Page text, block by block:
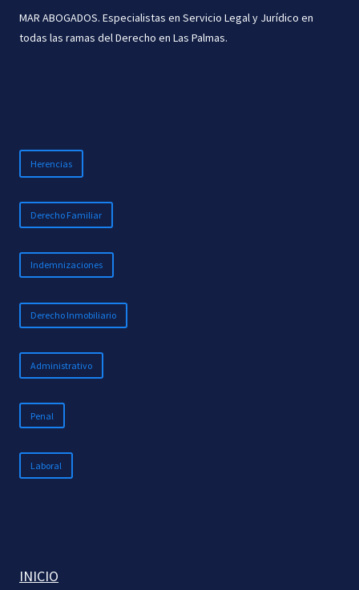
MAR ABOGADOS. Especialistas en Servicio Legal y Jurídico en
todas las ramas del Derecho en Las Palmas.
Herencias
Derecho Familiar
Indemnizaciones
Derecho Inmobiliario
Administrativo
Penal
Laboral
INICIO